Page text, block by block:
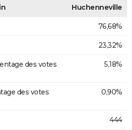
Huchenneville
76,68%
23,32%
des votes
5,18%
des votes
0,90%
444